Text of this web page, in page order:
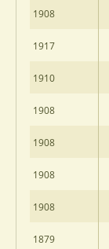
1908
1917
1910
1908
1908
1908
1908
1879